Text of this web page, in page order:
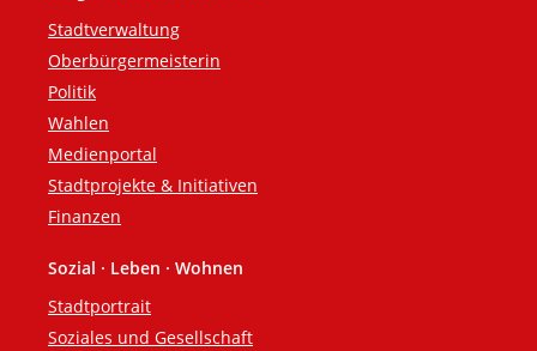
Fußzeile
Stadtverwaltung
Oberbürgermeisterin
Politik
Wahlen
Medienportal
Stadtprojekte & Initiativen
Finanzen
Sozial · Leben · Wohnen
Stadtportrait
Soziales und Gesellschaft